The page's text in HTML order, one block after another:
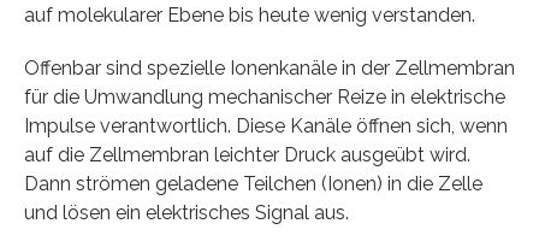
auf molekularer Ebene bis heute wenig verstanden.
Offenbar sind spezielle Ionenkanäle in der Zellmembran
für die Umwandlung mechanischer Reize in elektrische
Impulse verantwortlich. Diese Kanäle öffnen sich, wenn
auf die Zellmembran leichter Druck ausgeübt wird.
Dann strömen geladene Teilchen (Ionen) in die Zelle
und lösen ein elektrisches Signal aus.